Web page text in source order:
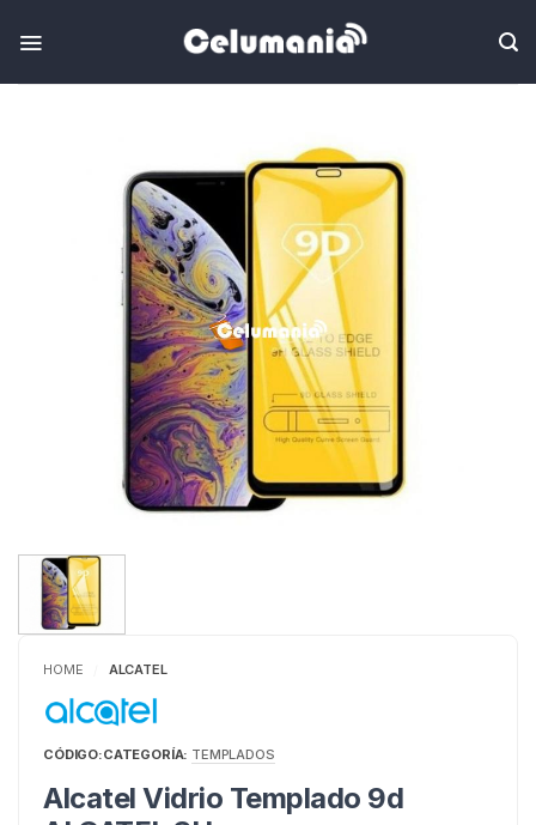
HOME ALCATEL
CÓDIGO:CATEGORÍA: TEMPLADOS
Alcatel Vidrio Templado 9d